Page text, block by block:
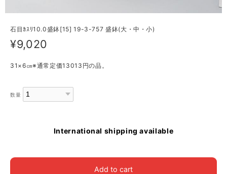
石目ｶｽﾘ10.0盛鉢[15] 19-3-757 盛鉢(大・中・小)
¥9,020
31×6㎝※通常定価13013円の品。
数量
International shipping available
Add to cart